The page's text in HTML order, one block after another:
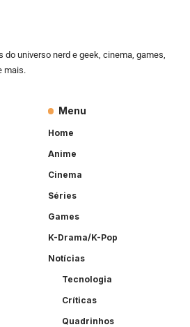
universo nerd e geek, cinema, games,
mais.
Menu
Home
Anime
Cinema
Séries
Games
K-Drama/K-Pop
Notícias
Tecnologia
Críticas
Quadrinhos